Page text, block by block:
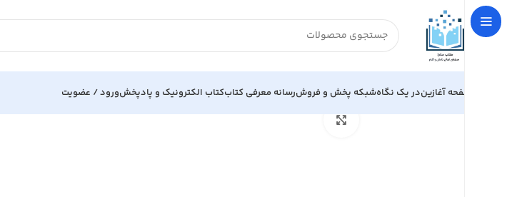
صفحه آغازیندر یک نگاهشبکه پخش و فروشرسانه معرفی کتابکتاب الکترونیک و پادپخشورود / عضویت